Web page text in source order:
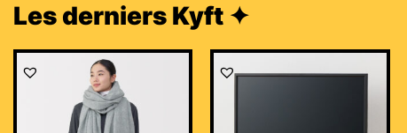
Les derniers Kyft ✦